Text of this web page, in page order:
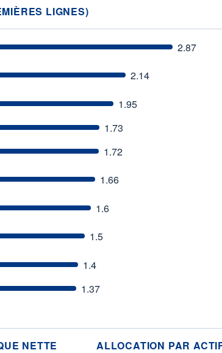
LIGNES)
2.87
2.14
1.95
1.73
1.72
1.66
1.6
1.5
1.4
1.37
NETTE ALLOCATION PAR